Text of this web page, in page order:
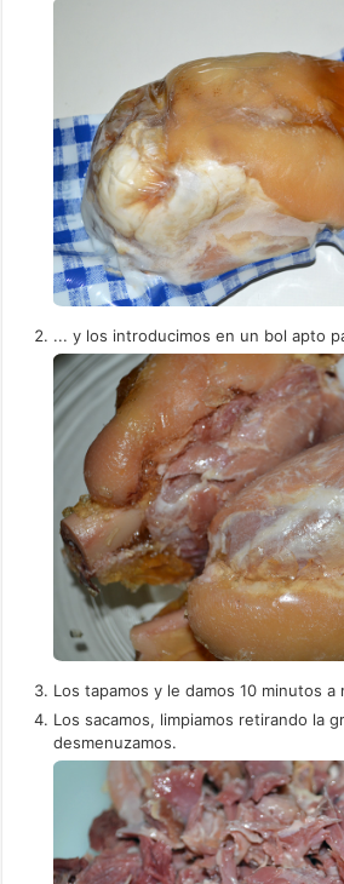
... y los introducimos en un bol apto
Los tapamos y le damos 10 minutos a
Los sacamos, limpiamos retirando la
desmenuzamos.